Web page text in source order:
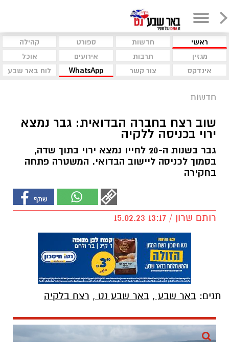
ראשי חדשות ספורט
קהילה
מגזין
תרבות אירועים
אוכל
אינדקס
צור קשר WhatsApp לוח באר שבע
חדשות
שוב רצח בחברה הבדואית: גבר נמצא
ירוי בכניסה ללקיה
גבר בשנות ה-20 לחייו נמצא ירוי בתוך שדה,
בסמוך לכניסה ליישוב הבדואי. המשטרה פתחה
בחקירה
רותם שרון / 13:17 15.02.23
תגים: באר שבע , באר שבע נט , רצח בלקיה